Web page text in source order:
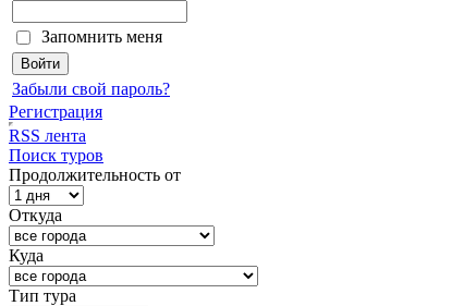
Запомнить меня
Забыли свой пароль?
Регистрация
RSS лента
Поиск туров
Продолжительность от
Откуда
Куда
Тип тура